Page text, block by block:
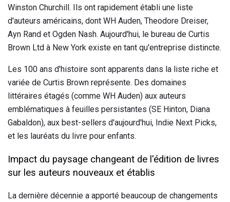
Winston Churchill. Ils ont rapidement établi une liste
d'auteurs américains, dont WH Auden, Theodore Dreiser,
Ayn Rand et Ogden Nash. Aujourd'hui, le bureau de Curtis
Brown Ltd à New York existe en tant qu'entreprise distincte.
Les 100 ans d'histoire sont apparents dans la liste riche et
variée de Curtis Brown représente. Des domaines
littéraires étagés (comme WH Auden) aux auteurs
emblématiques à feuilles persistantes (SE Hinton, Diana
Gabaldon), aux best-sellers d'aujourd'hui, Indie Next Picks,
et les lauréats du livre pour enfants.
Impact du paysage changeant de l'édition de livres
sur les auteurs nouveaux et établis
La dernière décennie a apporté beaucoup de changements